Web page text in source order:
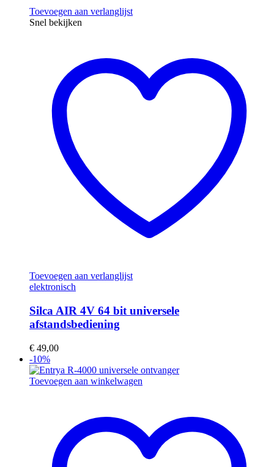
Toevoegen aan verlanglijst
Snel bekijken
Toevoegen aan verlanglijst
elektronisch
Silca AIR 4V 64 bit universele
afstandsbediening
€ 49,00
-10%
Toevoegen aan winkelwagen